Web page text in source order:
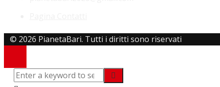
© 2026 PianetaBari. Tutti i diritti sono riservati